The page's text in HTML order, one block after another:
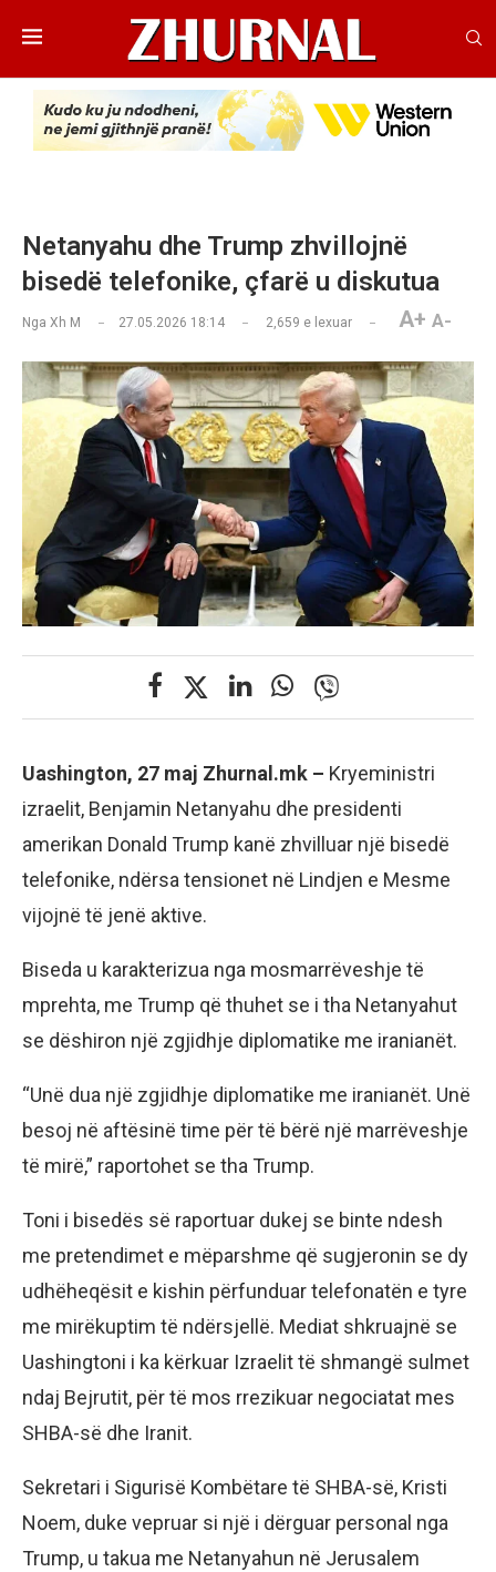
Netanyahu dhe Trump zhvillojnë
bisedë telefonike, çfarë u diskutua
Nga Xh M 27.05.2026 18:14 2,659 e lexuar A+ A-
Uashington, 27 maj Zhurnal.mk – Kryeministri
izraelit, Benjamin Netanyahu dhe presidenti
amerikan Donald Trump kanë zhvilluar një bisedë
telefonike, ndërsa tensionet në Lindjen e Mesme
vijojnë të jenë aktive.
Biseda u karakterizua nga mosmarrëveshje të
mprehta, me Trump që thuhet se i tha Netanyahut
se dëshiron një zgjidhje diplomatike me iranianët.
“Unë dua një zgjidhje diplomatike me iranianët. Unë
besoj në aftësinë time për të bërë një marrëveshje
të mirë,” raportohet se tha Trump.
Toni i bisedës së raportuar dukej se binte ndesh
me pretendimet e mëparshme që sugjeronin se dy
udhëheqësit e kishin përfunduar telefonatën e tyre
me mirëkuptim të ndërsjellë. Mediat shkruajnë se
Uashingtoni i ka kërkuar Izraelit të shmangë sulmet
ndaj Bejrutit, për të mos rrezikuar negociatat mes
SHBA-së dhe Iranit.
Sekretari i Sigurisë Kombëtare të SHBA-së, Kristi
Noem, duke vepruar si një i dërguar personal nga
Trump, u takua me Netanyahun në Jerusalem